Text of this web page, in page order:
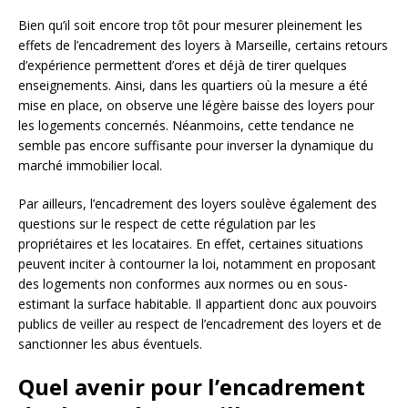
Bien qu’il soit encore trop tôt pour mesurer pleinement les
effets de l’encadrement des loyers à Marseille, certains retours
d’expérience permettent d’ores et déjà de tirer quelques
enseignements. Ainsi, dans les quartiers où la mesure a été
mise en place, on observe une légère baisse des loyers pour
les logements concernés. Néanmoins, cette tendance ne
semble pas encore suffisante pour inverser la dynamique du
marché immobilier local.
Par ailleurs, l’encadrement des loyers soulève également des
questions sur le respect de cette régulation par les
propriétaires et les locataires. En effet, certaines situations
peuvent inciter à contourner la loi, notamment en proposant
des logements non conformes aux normes ou en sous-
estimant la surface habitable. Il appartient donc aux pouvoirs
publics de veiller au respect de l’encadrement des loyers et de
sanctionner les abus éventuels.
Quel avenir pour l’encadrement